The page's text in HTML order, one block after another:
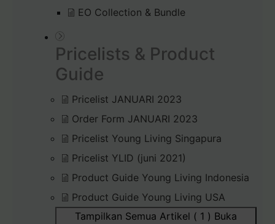
EO Collection & Bundle
Pricelists & Product
Guide
Pricelist JANUARI 2023
Order Form JANUARI 2023
Pricelist Young Living Singapura
Pricelist YLID (juni 2021)
Product Guide Young Living Indonesia
Product Guide Young Living USA
Tampilkan Semua Artikel ( 1 ) Buka